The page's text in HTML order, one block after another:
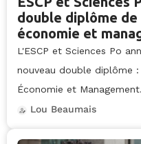
double diplôme
économie et
L'ESCP et Sciences Po
nouveau double diplôme
Économie et Management.
Lou Beaumais